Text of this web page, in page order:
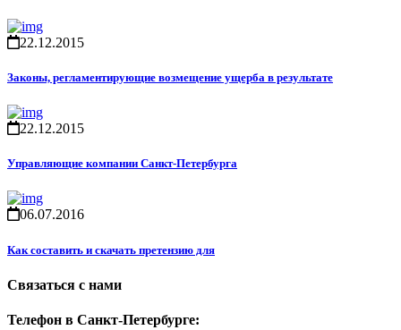
22.12.2015
Законы, регламентирующие возмещение ущерба в результате
22.12.2015
Управляющие компании Санкт-Петербурга
06.07.2016
Как составить и скачать претензию для
Связаться с нами
Телефон в Санкт-Петербурге: